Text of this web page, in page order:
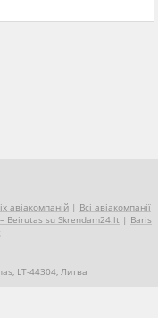
авіакомпаній | Всі авіакомпанії
Beirutas su Skrendam24.lt | Baris
LT-44304, Литва